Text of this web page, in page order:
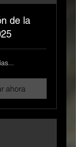
de la
ahora